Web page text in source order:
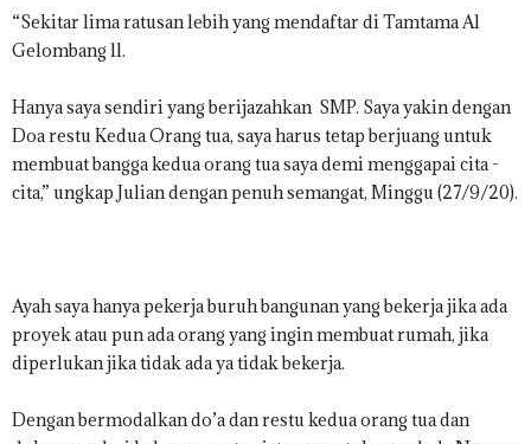
“Sekitar lima ratusan lebih yang mendaftar di Tamtama Al
Gelombang ll.
Hanya saya sendiri yang berijazahkan SMP. Saya yakin dengan
Doa restu Kedua Orang tua, saya harus tetap berjuang untuk
membuat bangga kedua orang tua saya demi menggapai cita -
cita,” ungkap Julian dengan penuh semangat, Minggu (27/9/20).
Ayah saya hanya pekerja buruh bangunan yang bekerja jika ada
proyek atau pun ada orang yang ingin membuat rumah, jika
diperlukan jika tidak ada ya tidak bekerja.
Dengan bermodalkan do’a dan restu kedua orang tua dan